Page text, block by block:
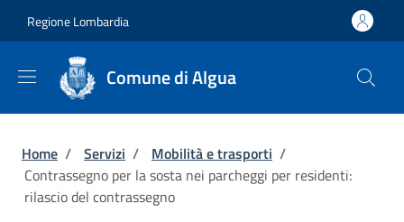
Regione Lombardia
Comune di Algua
Briciole di pane
Home / Servizi / Mobilità e trasporti /
Contrassegno per la sosta nei parcheggi per residenti:
rilascio del contrassegno